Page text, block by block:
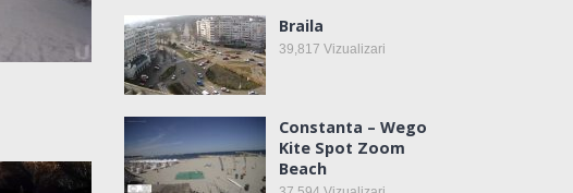
Braila
39,817 Vizualizari
Constanta – Wego
Kite Spot Zoom
Beach